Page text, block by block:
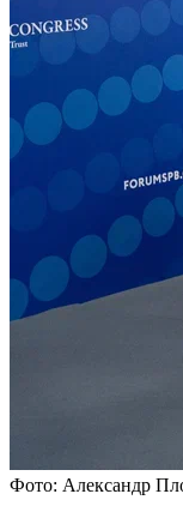
Фото: Александр